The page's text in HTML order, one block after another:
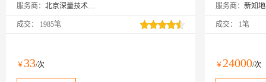
服务商：
北京深量技术有限公司
成交： 1985笔
￥ 33/次
碍流通和用户
视应用等多终
服务商：
成交： 1笔
￥24000/次